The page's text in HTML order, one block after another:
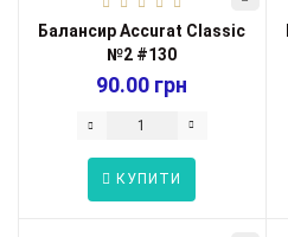
Балансир Accurat Classic
№2 #130
90.00 грн
КУПИТИ